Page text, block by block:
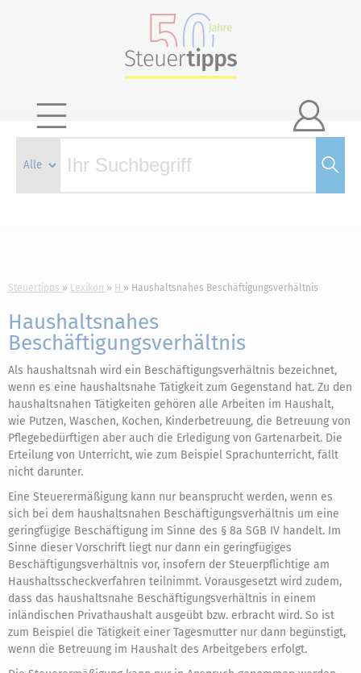

Steuertipps Lexikon H Haushaltsnahes Beschäftigungsverhältnis
Haushaltsnahes
Beschäftigungsverhältnis
Als haushaltsnah wird ein Beschäftigungsverhältnis bezeichnet,
wenn es eine haushaltsnahe Tätigkeit zum Gegenstand hat. Zu den
haushaltsnahen Tätigkeiten gehören alle Arbeiten im Haushalt,
wie Putzen, Waschen, Kochen, Kinderbetreuung, die Betreuung von
Pflegebedürftigen aber auch die Erledigung von Gartenarbeit. Die
Erteilung von Unterricht, wie zum Beispiel Sprachunterricht, fällt
nicht darunter.
Eine Steuerermäßigung kann nur beansprucht werden, wenn es
sich bei dem haushaltsnahen Beschäftigungsverhältnis um eine
geringfügige Beschäftigung im Sinne des § 8a SGB IV handelt. Im
Sinne dieser Vorschrift liegt nur dann ein geringfügiges
Beschäftigungsverhältnis vor, insofern der Steuerpflichtige am
Haushaltsscheckverfahren teilnimmt. Vorausgesetzt wird zudem,
dass das haushaltsnahe Beschäftigungsverhältnis in einem
inländischen Privathaushalt ausgeübt bzw. erbracht wird. So ist
zum Beispiel die Tätigkeit einer Tagesmutter nur dann begünstigt,
wenn die Betreuung im Haushalt des Arbeitgebers erfolgt.